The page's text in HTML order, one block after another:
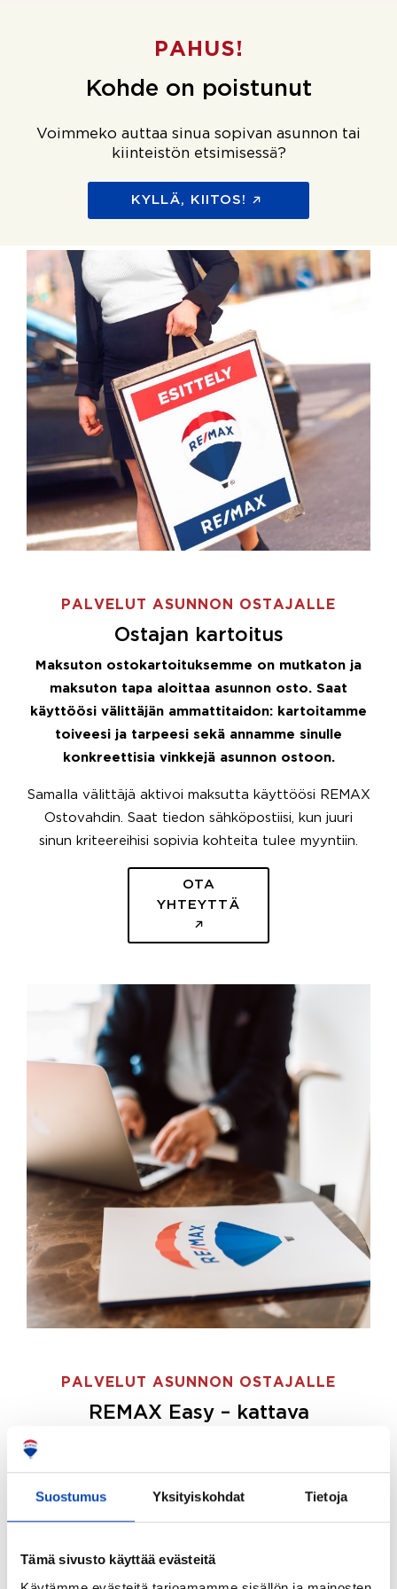
Suostumus Yksityiskohdat Tietoja
Tämä sivusto käyttää evästeitä
PAHUS!
Kohde on poistunut
Voimmeko auttaa sinua sopivan asunnon tai
kiinteistön etsimisessä?
KYLLÄ, KIITOS!
PALVELUT ASUNNON OSTAJALLE
Ostajan kartoitus
Maksuton ostokartoituksemme on mutkaton ja
maksuton tapa aloittaa asunnon osto. Saat
käyttöösi välittäjän ammattitaidon: kartoitamme
toiveesi ja tarpeesi sekä annamme sinulle
konkreettisia vinkkejä asunnon ostoon.
Samalla välittäjä aktivoi maksutta käyttöösi REMAX
Ostovahdin. Saat tiedon sähköpostiisi, kun juuri
sinun kriteereihisi sopivia kohteita tulee myyntiin.
OTA
YHTEYTTÄ
PALVELUT ASUNNON OSTAJALLE
REMAX Easy – kattava
ostajille.
Tee ostotoimeksianto ja etsimme juuri